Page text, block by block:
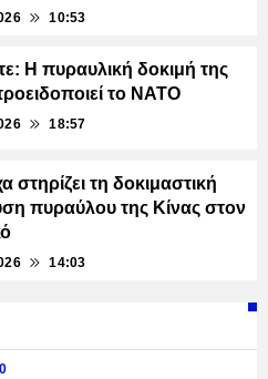
10:53
Η πυραυλική δοκιμή της
το ΝΑΤΟ
18:57
στηρίζει τη δοκιμαστική
πυραύλου της Κίνας στον
14:03